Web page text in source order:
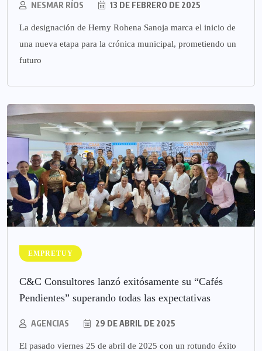
NESMAR RÍOS 13 DE FEBRERO DE 2025
La designación de Herny Rohena Sanoja marca el inicio de
una nueva etapa para la crónica municipal, prometiendo un
futuro
EMPRETUY
C&C Consultores lanzó exitósamente su “Cafés
Pendientes” superando todas las expectativas
AGENCIAS 29 DE ABRIL DE 2025
El pasado viernes 25 de abril de 2025 con un rotundo éxito